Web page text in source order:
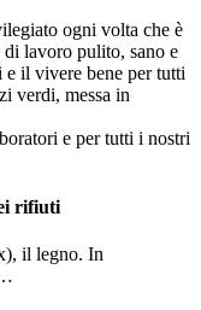
ogni volta che è
lavoro pulito, sano e
e il vivere bene per tutti
verdi, messa in
e per tutti i nostri
rifiuti
il legno. In